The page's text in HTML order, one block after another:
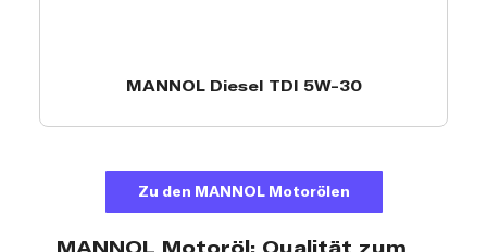
MANNOL Diesel TDI 5W-30
Zu den MANNOL Motorölen